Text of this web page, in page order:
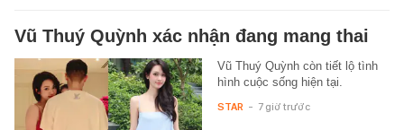
Vũ Thuý Quỳnh xác nhận đang mang thai
Vũ Thuý Quỳnh còn tiết lộ tình
hình cuộc sống hiện tại.
STAR - 7 giờ trước